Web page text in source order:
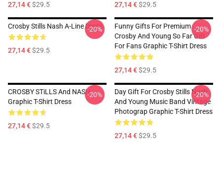
27,14 €$29.5 27,14 €$29.5
Crosby Stills Nash A-Line Dress
27,14 €$29.5
-20%
Funny Gifts For Premium
Crosby And Young So Far Gift
For Fans Graphic T-Shirt Dress
27,14 €$29.5
-20%
CROSBY STiLLS And NASH
Graphic T-Shirt Dress
27,14 €$29.5
-20%
Day Gift For Crosby Stills Nash
And Young Music Band Vintage
Photograp Graphic T-Shirt Dress
27,14 €$29.5
-20%